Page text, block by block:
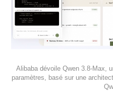
Alibaba dévoile Qwen 3.8-Max,
paramètres, basé sur une